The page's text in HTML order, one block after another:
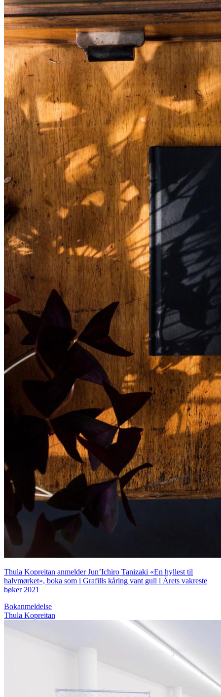
Thula Kopreitan anmelder Jun’Ichiro Tanizaki «En hyllest til
halvmørket», boka som i Grafills kåring vant gull i Årets vakreste
bøker 2021
Bokanmeldelse
Thula Kopreitan